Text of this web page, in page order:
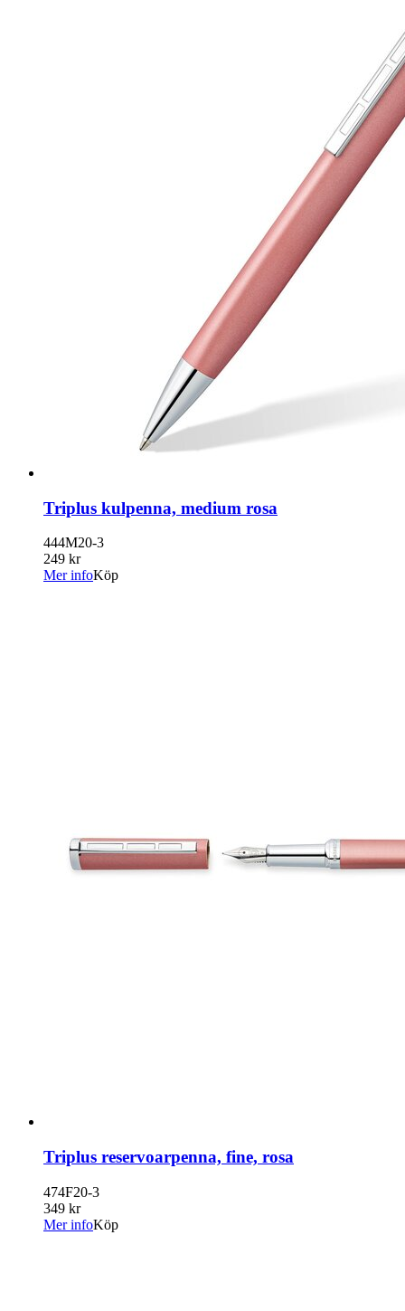
Triplus kulpenna, medium rosa
444M20-3
249 kr
Mer infoKöp
Triplus reservoarpenna, fine, rosa
474F20-3
349 kr
Mer infoKöp